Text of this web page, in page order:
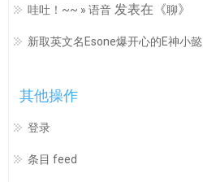
哇吐！~~ » 语音 发表在《聊》
新取英文名Esone爆开心的E神小懿
其他操作
登录
条目 feed